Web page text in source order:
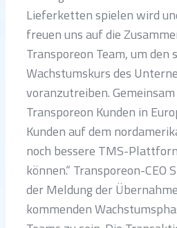
Lieferketten spielen wird
freuen uns auf die
Transporeon Team, um den
Wachstumskurs des
voranzutreiben.
Transporeon Kunden in
Kunden auf dem
noch bessere TMS-
können.“ Transporeon-CEO
der Meldung der
kommenden